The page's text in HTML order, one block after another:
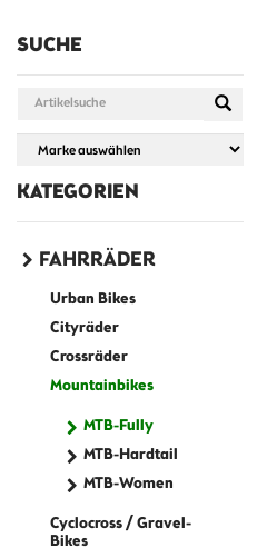
SUCHE
KATEGORIEN
FAHRRÄDER
Urban Bikes
Cityräder
Crossräder
Mountainbikes
MTB-Fully
MTB-Hardtail
MTB-Women
Cyclocross / Gravel-
Bikes